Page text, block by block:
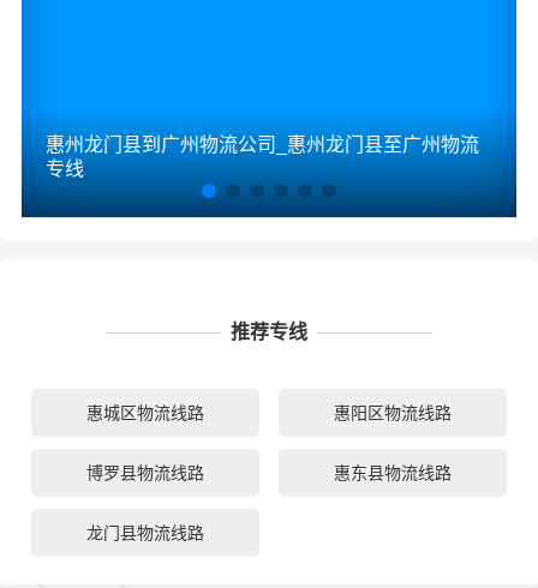
惠州龙门县到广州物流公司_惠州龙门县至广州物流
专线
推荐专线
惠城区物流线路 惠阳区物流线路
博罗县物流线路 惠东县物流线路
龙门县物流线路